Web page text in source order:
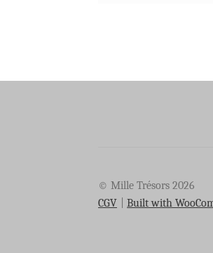
© Mille Trésors 2026
CGV
Built with